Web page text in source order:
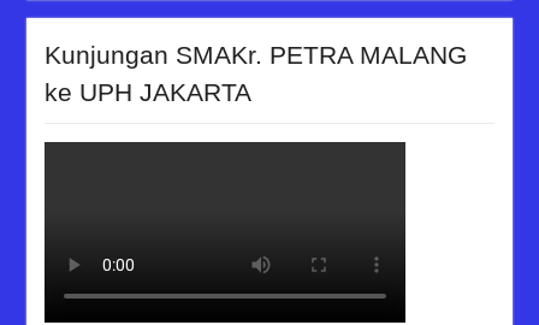
Kunjungan SMAKr. PETRA MALANG
ke UPH JAKARTA